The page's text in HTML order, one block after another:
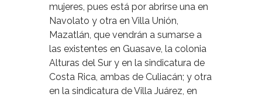
mujeres, pues está por abrirse una en
Navolato y otra en Villa Unión,
Mazatlán, que vendrán a sumarse a
las existentes en Guasave, la colonia
Alturas del Sur y en la sindicatura de
Costa Rica, ambas de Culiacán; y otra
en la sindicatura de Villa Juárez, en